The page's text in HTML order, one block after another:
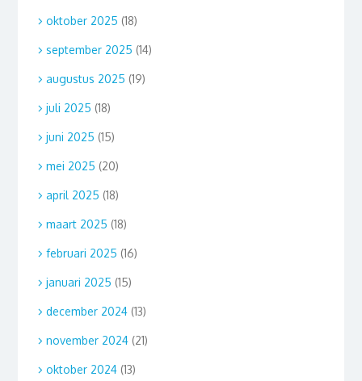
oktober 2025 (18)
september 2025 (14)
augustus 2025 (19)
juli 2025 (18)
juni 2025 (15)
mei 2025 (20)
april 2025 (18)
maart 2025 (18)
februari 2025 (16)
januari 2025 (15)
december 2024(13)
november 2024(21)
oktober 2024(13)